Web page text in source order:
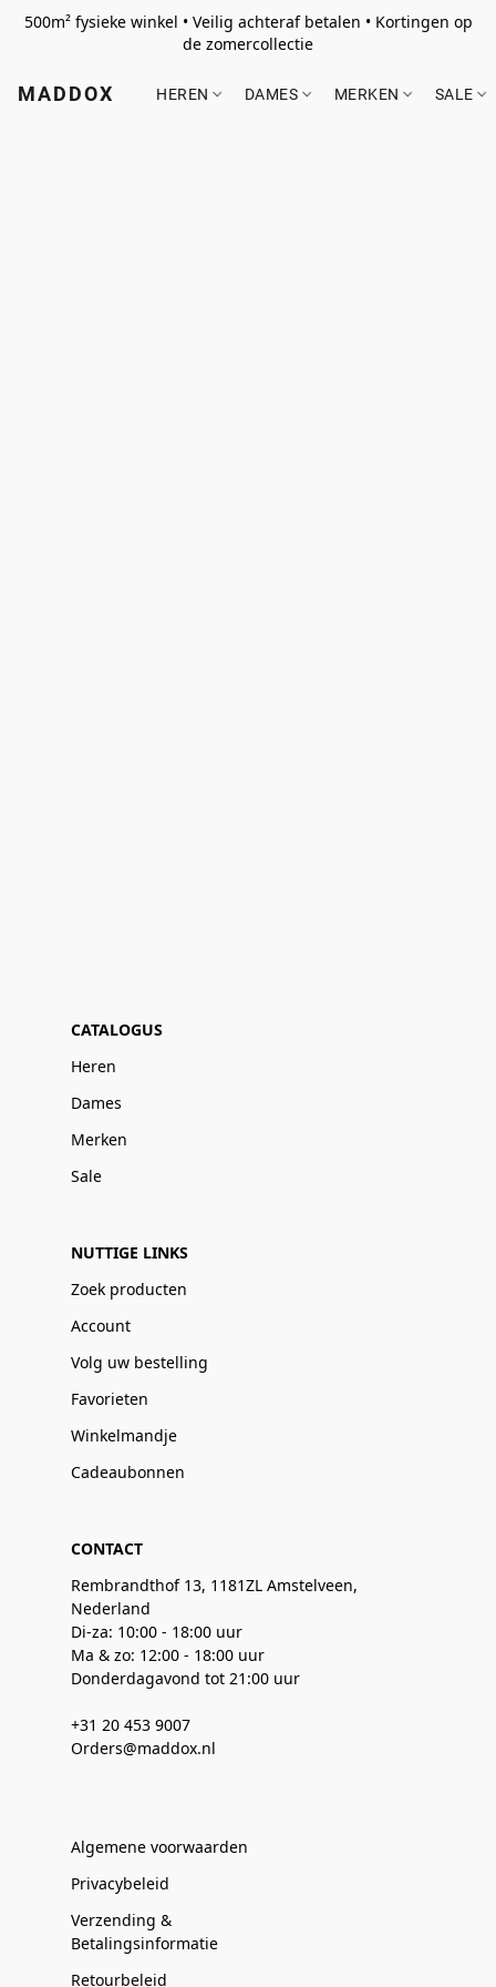
500m² fysieke winkel • Veilig achteraf betalen • Kortingen op
de zomercollectie
MADDOX HEREN DAMES MERKEN SALE
CATALOGUS
Heren
Dames
Merken
Sale
NUTTIGE LINKS
Zoek producten
Account
Volg uw bestelling
Favorieten
Winkelmandje
Cadeaubonnen
CONTACT
Rembrandthof 13, 1181ZL Amstelveen,
Nederland
Di-za: 10:00 - 18:00 uur
Ma & zo: 12:00 - 18:00 uur
Donderdagavond tot 21:00 uur
+31 20 453 9007
Orders@maddox.nl
Algemene voorwaarden
Privacybeleid
Verzending &
Betalingsinformatie
Retourbeleid